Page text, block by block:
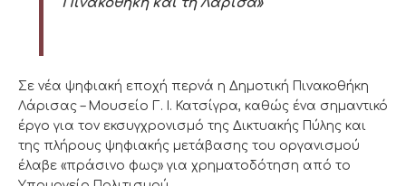
Σε νέα ψηφιακή εποχή περνά η Δημοτική Πινακοθήκη
Λάρισας – Μουσείο Γ. Ι. Κατσίγρα, καθώς ένα σημαντικό
έργο για τον εκσυγχρονισμό της Δικτυακής Πύλης και
της πλήρους ψηφιακής μετάβασης του οργανισμού
έλαβε «πράσινο φως» για χρηματοδότηση από το